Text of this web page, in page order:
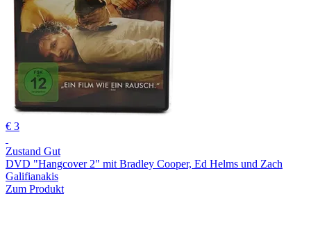
€ 3
Zustand Gut
DVD "Hangcover 2" mit Bradley Cooper, Ed Helms und Zach
Galifianakis
Zum Produkt